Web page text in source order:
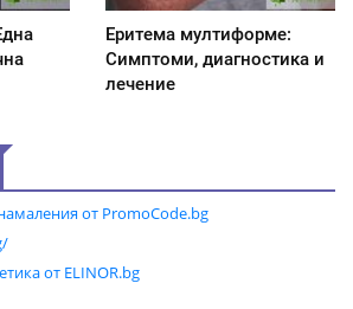
Еритема мултиформе:
Симптоми, диагностика и
лечение
от PromoCode.bg
от ELINOR.bg